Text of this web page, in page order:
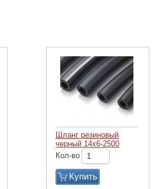
Шланг резиновый
черный 14х6-2500
Кол-во
Купить